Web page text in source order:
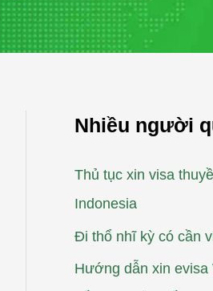
Nhiều người
Thủ tục xin visa
Indonesia
Đi thổ nhĩ kỳ có cần
Hướng dẫn xin evisa